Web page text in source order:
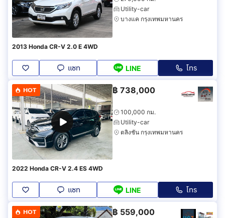
Utility-car
บางแค กรุงเทพมหานคร
2013 Honda CR-V 2.0 E 4WD
แชท LINE โทร
HOT ฿ 738,000
100,000 กม.
Utility-car
ตลิ่งชัน กรุงเทพมหานคร
2022 Honda CR-V 2.4 ES 4WD
แชท LINE โทร
HOT ฿ 559,000